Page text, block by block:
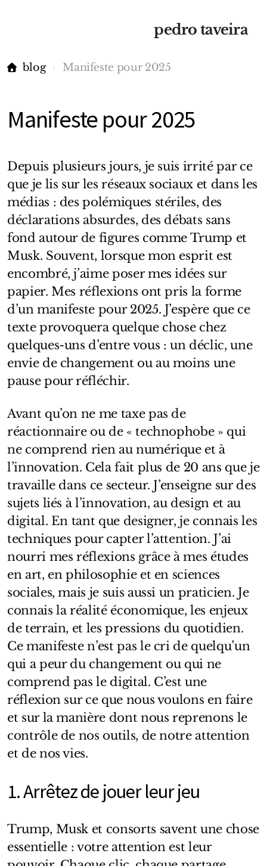
pedro taveira
blog Manifeste pour 2025
Manifeste pour 2025
Depuis plusieurs jours, je suis irrité par ce
que je lis sur les réseaux sociaux et dans les
médias : des polémiques stériles, des
déclarations absurdes, des débats sans
fond autour de figures comme Trump et
Musk. Souvent, lorsque mon esprit est
encombré, j’aime poser mes idées sur
papier. Mes réflexions ont pris la forme
d’un manifeste pour 2025. J’espère que ce
texte provoquera quelque chose chez
quelques-uns d’entre vous : un déclic, une
envie de changement ou au moins une
pause pour réfléchir.
Avant qu’on ne me taxe pas de
réactionnaire ou de « technophobe » qui
ne comprend rien au numérique et à
l’innovation. Cela fait plus de 20 ans que je
travaille dans ce secteur. J’enseigne sur des
sujets liés à l’innovation, au design et au
digital. En tant que designer, je connais les
techniques pour capter l’attention. J’ai
nourri mes réflexions grâce à mes études
en art, en philosophie et en sciences
sociales, mais je suis aussi un praticien. Je
connais la réalité économique, les enjeux
de terrain, et les pressions du quotidien.
Ce manifeste n’est pas le cri de quelqu’un
qui a peur du changement ou qui ne
comprend pas le digital. C’est une
réflexion sur ce que nous voulons en faire
et sur la manière dont nous reprenons le
contrôle de nos outils, de notre attention
et de nos vies.
1. Arrêtez de jouer leur jeu
Trump, Musk et consorts savent une chose
essentielle : votre attention est leur